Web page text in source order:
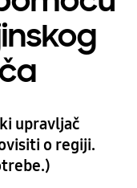
upravljač
o regiji.